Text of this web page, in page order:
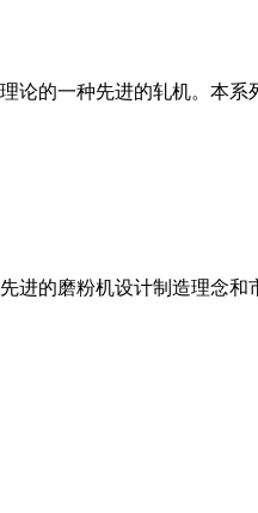
论的一种先进的轧机。本系
进的磨粉机设计制造理念和